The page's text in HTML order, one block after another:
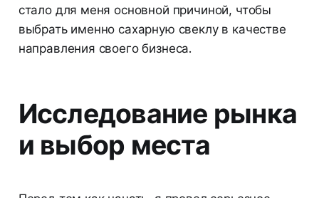
стало для меня основной причиной, чтобы
выбрать именно сахарную свеклу в качестве
направления своего бизнеса.
Исследование рынка
и выбор места